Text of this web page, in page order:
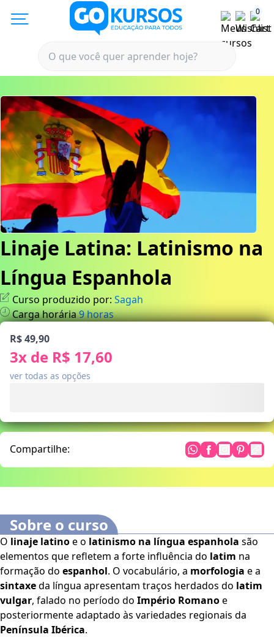
0
Linaje Latina: Latinismo na
Língua Espanhola
Curso produzido por: Sagah
Carga horária9horas
R$ 49,90
3x de R$ 17,60
ver todas as opções
Compartilhe:
Sobre o curso
O linaje latinoe o latinismo na língua espanhola são
elementos que refletem a forte influência do latim na
formação do espanhol. O vocabulário, a morfologia e a
sintaxeda língua apresentam traços herdados do latim
vulgar, falado no período do Império Romanoe
posteriormente adaptado às variedades regionais da
Península Ibérica.